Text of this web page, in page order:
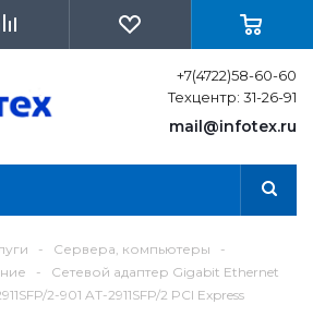
+7(4722)58-60-60
Техцентр: 31-26-91
mail@infotex.ru
- Сервера, компьютеры
-
-
Сетевой адаптер Gigabit Ethernet
2-901 AT-2911SFP/2 PCI Express